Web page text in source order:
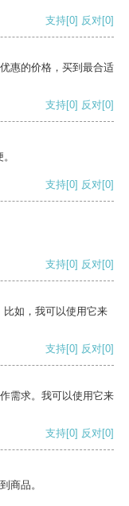
支持[0] 反对[0]
惠的价格，买到最合适
支持[0] 反对[0]
支持[0] 反对[0]
支持[0] 反对[0]
如，我可以使用它来
支持[0] 反对[0]
需求。我可以使用它来
支持[0] 反对[0]
商品。